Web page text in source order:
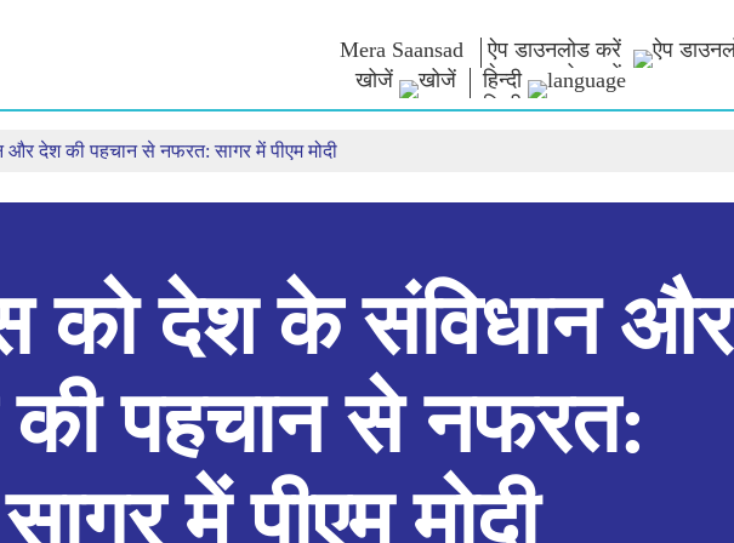
Mera Saansad ऐप डाउनलोड करें
खोजें
हिन्दी
शासन श्रेणियाँ
ब्लॉग
दिग्गज बोले
फोटो बूथ
देश की पहचान से नफरत: सागर में पीएम मोदी
को देश के संविधान और
पहचान से नफरत:
सागर में पीएम मोदी